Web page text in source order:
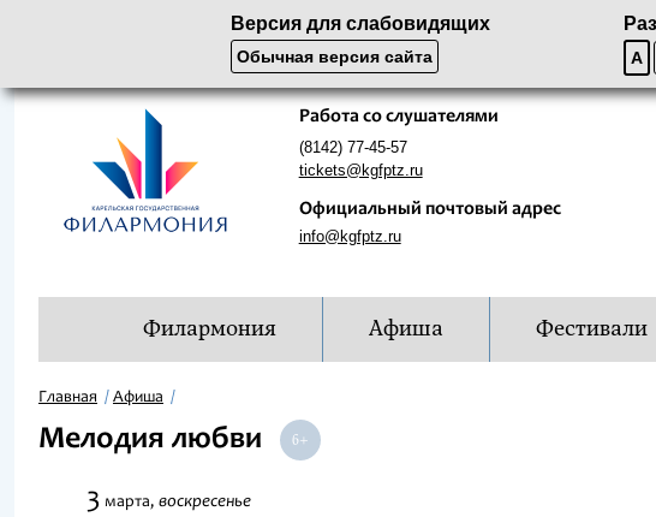
Версия для слабовидящих
Обычная версия сайта A
Работа со слушателями
(8142) 77-45-57
tickets@kgfptz.ru
Официальный почтовый адрес
info@kgfptz.ru
Филармония Афиша Фестивали
Главная Афиша
Мелодия любви
3 марта, воскресенье